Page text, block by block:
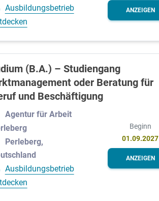
Ausbildungsbetrieb
ANZEIGEN
(B.A.) – Studiengang
oder Beratung für
und Beschäftigung
Agentur für Arbeit
Perleberg,
Ausbildungsbetrieb
Beginn
01.09.2027
ANZEIGEN